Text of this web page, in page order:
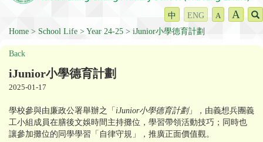
中 ENG A A
Home School Life Year 24-25 iJunior小學德育計劃
Back
iJunior小學德育計劃
2025-01-17
學校參與由廉政公署舉辦之「 iJunior小學德育計劃」，由義想兵團義
工小組成員在膳後文娛時間主持攤位，學習帶領活動技巧；同時也
讓參加攤位的同學學習「自律守規」，推廣正面價值觀。